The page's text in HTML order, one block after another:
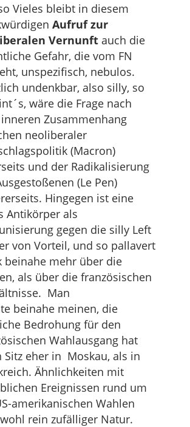
Vieles bleibt in diesem
Aufruf zur
Vernunft auch die
Gefahr, die vom FN
unspezifisch, nebulos.
undenkbar, also silly, so
wäre die Frage nach
Zusammenhang
neoliberaler
(Macron)
und der Radikalisierung
(Le Pen)
Hingegen ist eine
Antikörper als
gegen die silly Left
von Vorteil, und so pallavert
beinahe mehr über die
als über die französischen
Man
beinahe meinen, die
Bedrohung für den
Wahlausgang hat
Sitz eher in Moskau, als in
Ähnlichkeiten mit
Ereignissen rund um
amerikanischen Wahlen
rein zufälliger Natur.